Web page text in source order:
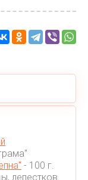
- 100 г.
лепестков